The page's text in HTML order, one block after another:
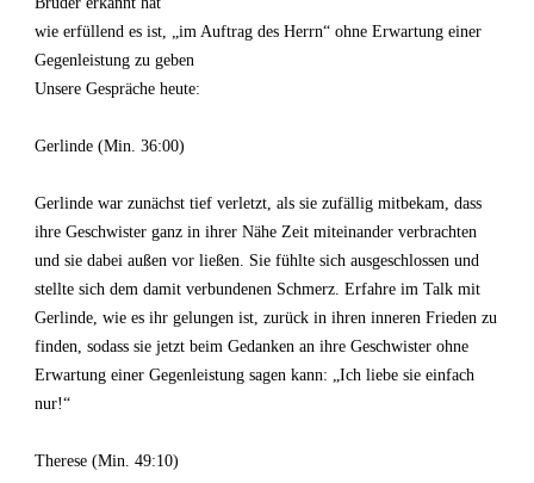
wie erfüllend es ist, „im Auftrag des Herrn“ ohne Erwartung einer
Gegenleistung zu geben
Unsere Gespräche heute:
Gerlinde (Min. 36:00)
Gerlinde war zunächst tief verletzt, als sie zufällig mitbekam, dass
ihre Geschwister ganz in ihrer Nähe Zeit miteinander verbrachten
und sie dabei außen vor ließen. Sie fühlte sich ausgeschlossen und
stellte sich dem damit verbundenen Schmerz. Erfahre im Talk mit
Gerlinde, wie es ihr gelungen ist, zurück in ihren inneren Frieden zu
finden, sodass sie jetzt beim Gedanken an ihre Geschwister ohne
Erwartung einer Gegenleistung sagen kann: „Ich liebe sie einfach
nur!“
Therese (Min. 49:10)